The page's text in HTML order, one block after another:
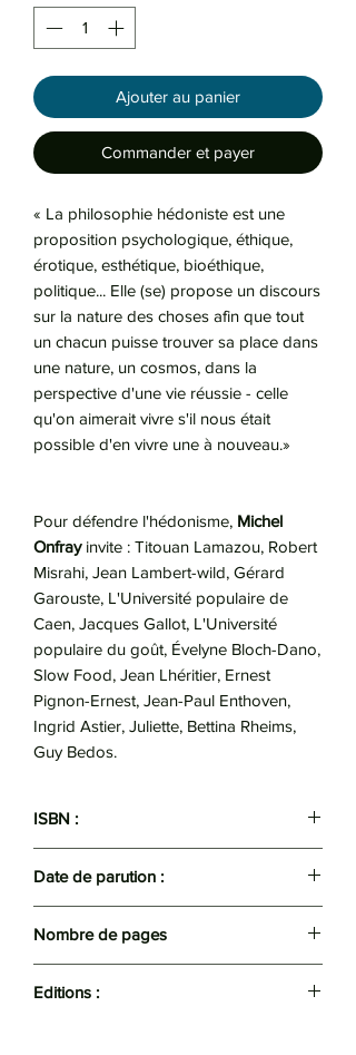
Ajouter au panier
Commander et payer
« La philosophie hédoniste est une
proposition psychologique, éthique,
érotique, esthétique, bioéthique,
politique... Elle (se) propose un discours
sur la nature des choses afin que tout
un chacun puisse trouver sa place dans
une nature, un cosmos, dans la
perspective d'une vie réussie - celle
qu'on aimerait vivre s'il nous était
possible d'en vivre une à nouveau.»
Pour défendre l'hédonisme, Michel
Onfray invite : Titouan Lamazou, Robert
Misrahi, Jean Lambert-wild, Gérard
Garouste, L'Université populaire de
Caen, Jacques Gallot, L'Université
populaire du goût, Évelyne Bloch-Dano,
Slow Food, Jean Lhéritier, Ernest
Pignon-Ernest, Jean-Paul Enthoven,
Ingrid Astier, Juliette, Bettina Rheims,
Guy Bedos.
ISBN :
Date de parution :
Nombre de pages
Editions :